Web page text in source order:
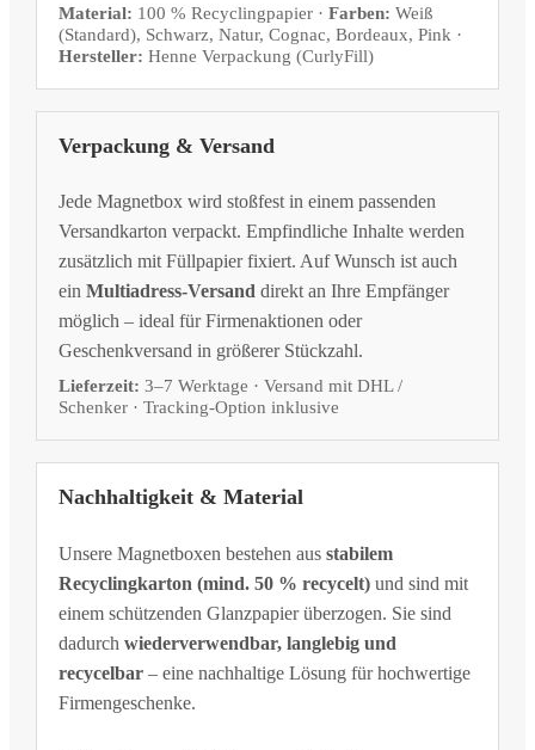
Material: 100 % Recyclingpapier ·Farben: Weiß
(Standard), Schwarz, Natur, Cognac, Bordeaux, Pink ·
Hersteller: Henne Verpackung (CurlyFill)
Verpackung & Versand
Jede Magnetbox wird stoßfest in einem passenden
Versandkarton verpackt. Empfindliche Inhalte werden
zusätzlich mit Füllpapier fixiert. Auf Wunsch ist auch
einMultiadress-Versand direkt an Ihre Empfänger
möglich – ideal für Firmenaktionen oder
Geschenkversand in größerer Stückzahl.
Lieferzeit: 3–7 Werktage · Versand mit DHL /
Schenker · Tracking-Option inklusive
Nachhaltigkeit & Material
Unsere Magnetboxen bestehen ausstabilem
Recyclingkarton (mind. 50 % recycelt) und sind mit
einem schützenden Glanzpapier überzogen. Sie sind
dadurchwiederverwendbar, langlebig und
recycelbar – eine nachhaltige Lösung für hochwertige
Firmengeschenke.